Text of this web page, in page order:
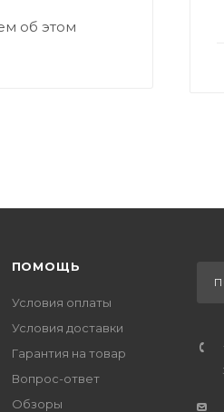
об этом
ПОМОЩЬ
Условия оплаты
Условия доставки
Гарантия на товар
Вопрос-ответ
Обзоры